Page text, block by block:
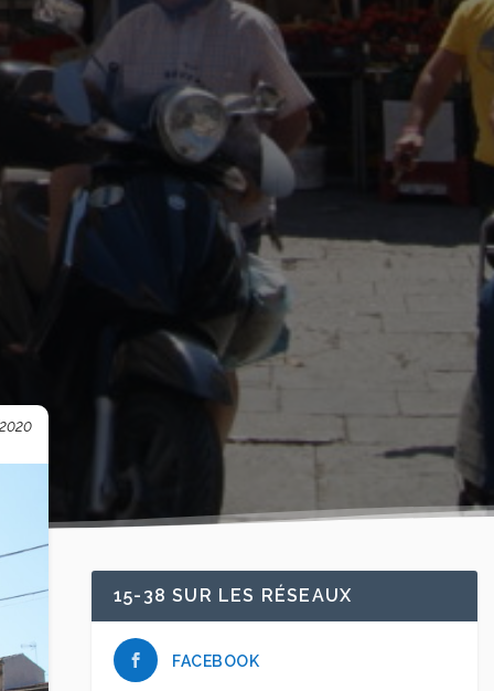
15-38 SUR LES RÉSEAUX
FACEBOOK